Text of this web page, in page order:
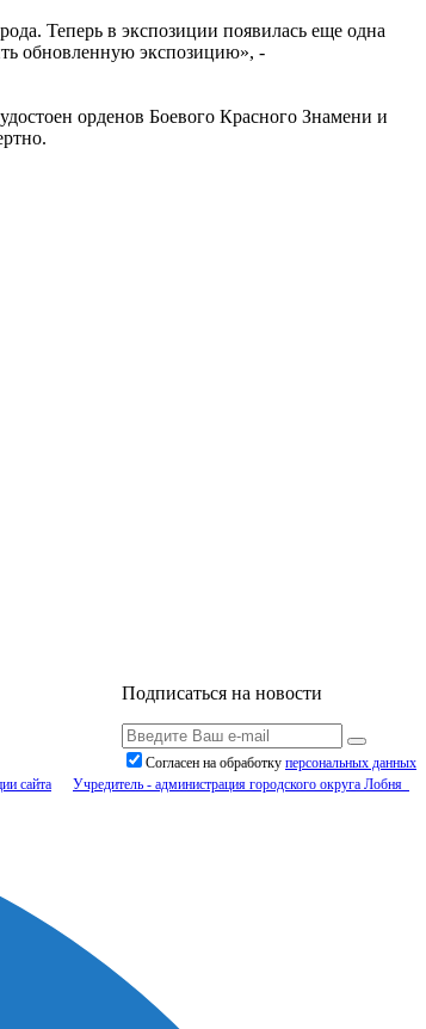
Теперь в экспозиции появилась еще одна
обновленную экспозицию», -
орденов Боевого Красного Знамени и
Подписаться на новости
Согласен на обработку персональныx данных
сайта Учредитель - администрация городского округа Лобня